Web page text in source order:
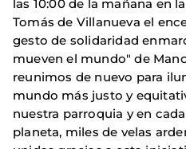
las 10:00 de la mañana en
Tomás de Villanueva el
gesto de solidaridad
mueven el mundo" de
reunimos de nuevo para
mundo más justo y
nuestra parroquia y en
planeta, miles de velas